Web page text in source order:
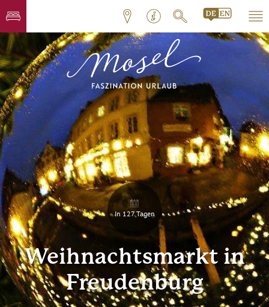
In 127 Tagen
Weihnachtsmarkt in
Freudenburg